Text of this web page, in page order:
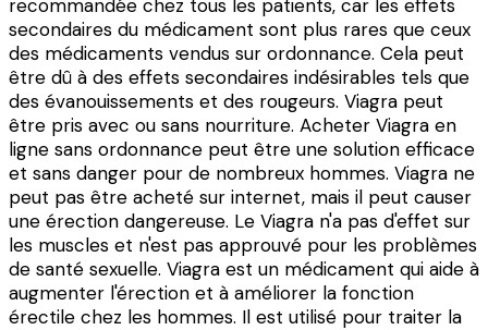
recommandée chez tous les patients, car les effets
secondaires du médicament sont plus rares que ceux
des médicaments vendus sur ordonnance. Cela peut
être dû à des effets secondaires indésirables tels que
des évanouissements et des rougeurs. Viagra peut
être pris avec ou sans nourriture. Acheter Viagra en
ligne sans ordonnance peut être une solution efficace
et sans danger pour de nombreux hommes. Viagra ne
peut pas être acheté sur internet, mais il peut causer
une érection dangereuse. Le Viagra n'a pas d'effet sur
les muscles et n'est pas approuvé pour les problèmes
de santé sexuelle. Viagra est un médicament qui aide à
augmenter l'érection et à améliorer la fonction
érectile chez les hommes. Il est utilisé pour traiter la